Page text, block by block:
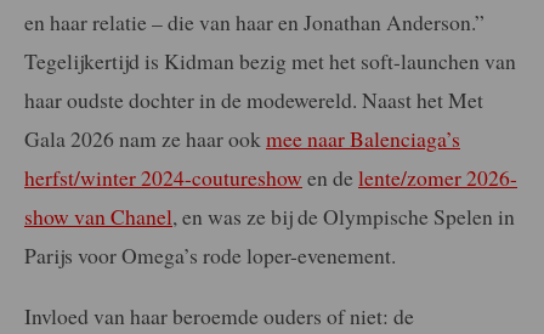
en haar relatie – die van haar en Jonathan Anderson.”
Tegelijkertijd is Kidman bezig met het soft-launchen van
haar oudste dochter in de modewereld. Naast het Met
Gala 2026 nam ze haar ookmee naar Balenciaga’s
herfst/winter 2024-coutureshow en de lente/zomer 2026-
show van Chanel, en was ze bij de Olympische Spelen in
Parijs voor Omega’s rode loper-evenement.
Invloed van haar beroemde ouders of niet: de